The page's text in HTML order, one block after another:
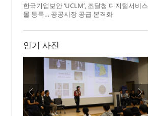
한국기업보안 ‘UCLM’, 조달청 디지털서비스
몰 등록… 공공시장 공급 본격화
인기 사진